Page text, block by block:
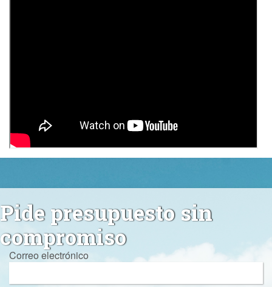
Pide presupuesto sin
compromiso
Correo electrónico